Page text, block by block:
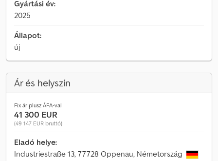
Gyártási év:
2025
Állapot:
új
Ár és helyszín
Fix ár plusz ÁFA-val
41 300 EUR
(49 147 EUR bruttó)
Eladó helye:
Industriestraße 13, 77728 Oppenau, Németország